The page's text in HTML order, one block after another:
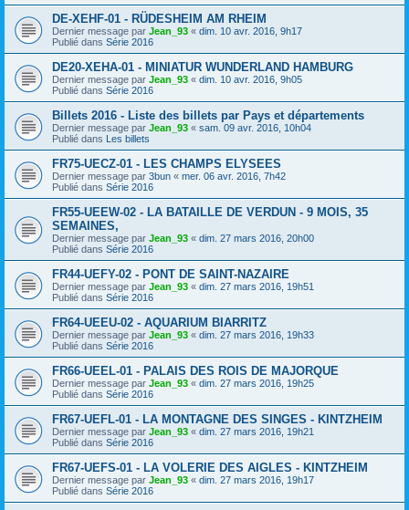
DE-XEHF-01 - RÜDESHEIM AM RHEIM
Dernier message par Jean_93 « dim. 10 avr. 2016, 9h17
Publié dans Série 2016
DE20-XEHA-01 - MINIATUR WUNDERLAND HAMBURG
Dernier message par Jean_93 « dim. 10 avr. 2016, 9h05
Publié dans Série 2016
Billets 2016 - Liste des billets par Pays et départements
Dernier message par Jean_93 « sam. 09 avr. 2016, 10h04
Publié dans Les billets
FR75-UECZ-01 - LES CHAMPS ELYSEES
Dernier message par 3bun « mer. 06 avr. 2016, 7h42
Publié dans Série 2016
FR55-UEEW-02 - LA BATAILLE DE VERDUN - 9 MOIS, 35
SEMAINES,
Dernier message par Jean_93 « dim. 27 mars 2016, 20h00
Publié dans Série 2016
FR44-UEFY-02 - PONT DE SAINT-NAZAIRE
Dernier message par Jean_93 « dim. 27 mars 2016, 19h51
Publié dans Série 2016
FR64-UEEU-02 - AQUARIUM BIARRITZ
Dernier message par Jean_93 « dim. 27 mars 2016, 19h33
Publié dans Série 2016
FR66-UEEL-01 - PALAIS DES ROIS DE MAJORQUE
Dernier message par Jean_93 « dim. 27 mars 2016, 19h25
Publié dans Série 2016
FR67-UEFL-01 - LA MONTAGNE DES SINGES - KINTZHEIM
Dernier message par Jean_93 « dim. 27 mars 2016, 19h21
Publié dans Série 2016
FR67-UEFS-01 - LA VOLERIE DES AIGLES - KINTZHEIM
Dernier message par Jean_93 « dim. 27 mars 2016, 19h17
Publié dans Série 2016